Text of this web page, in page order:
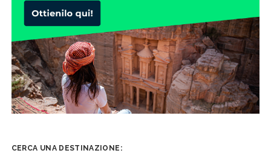
CERCA UNA DESTINAZIONE: